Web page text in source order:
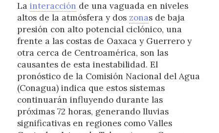
La interacción de una vaguada en niveles
altos de la atmósfera y dos zonas de baja
presión con alto potencial ciclónico, una
frente a las costas de Oaxaca y Guerrero y
otra cerca de Centroamérica, son las
causantes de esta inestabilidad. El
pronóstico de la Comisión Nacional del Agua
(Conagua) indica que estos sistemas
continuarán influyendo durante las
próximas 72 horas, generando lluvias
significativas en regiones como Valles